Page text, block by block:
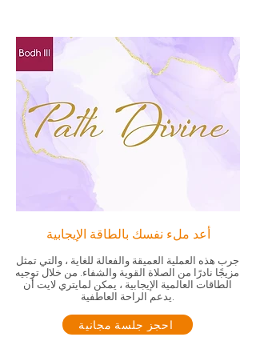
أعد ملء نفسك بالطاقة الإيجابية
جرب هذه العملية العميقة والفعالة للغاية ، والتي تمثل
مزيجًا نادرًا من الصلاة القوية والشفاء. من خلال توجيه
الطاقات العالمية الإيجابية ، يمكن لمايتري لايت أن
يدعم الراحة العاطفية.
احجز جلسة مجانية